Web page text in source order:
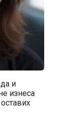
и
изнеса